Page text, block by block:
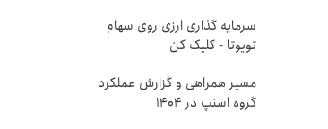
سرمایه گذاری ارزی روی سهام
تویوتا - کلیک کن
مسیر همراهی و گزارش عملکرد
گروه اسنپ در ۱۴۰۴